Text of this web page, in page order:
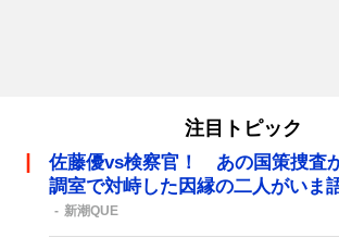
注目トピック
佐藤優vs検察官！ あの国策捜査
調室で対峙した因縁の二人がいま
新潮QUE